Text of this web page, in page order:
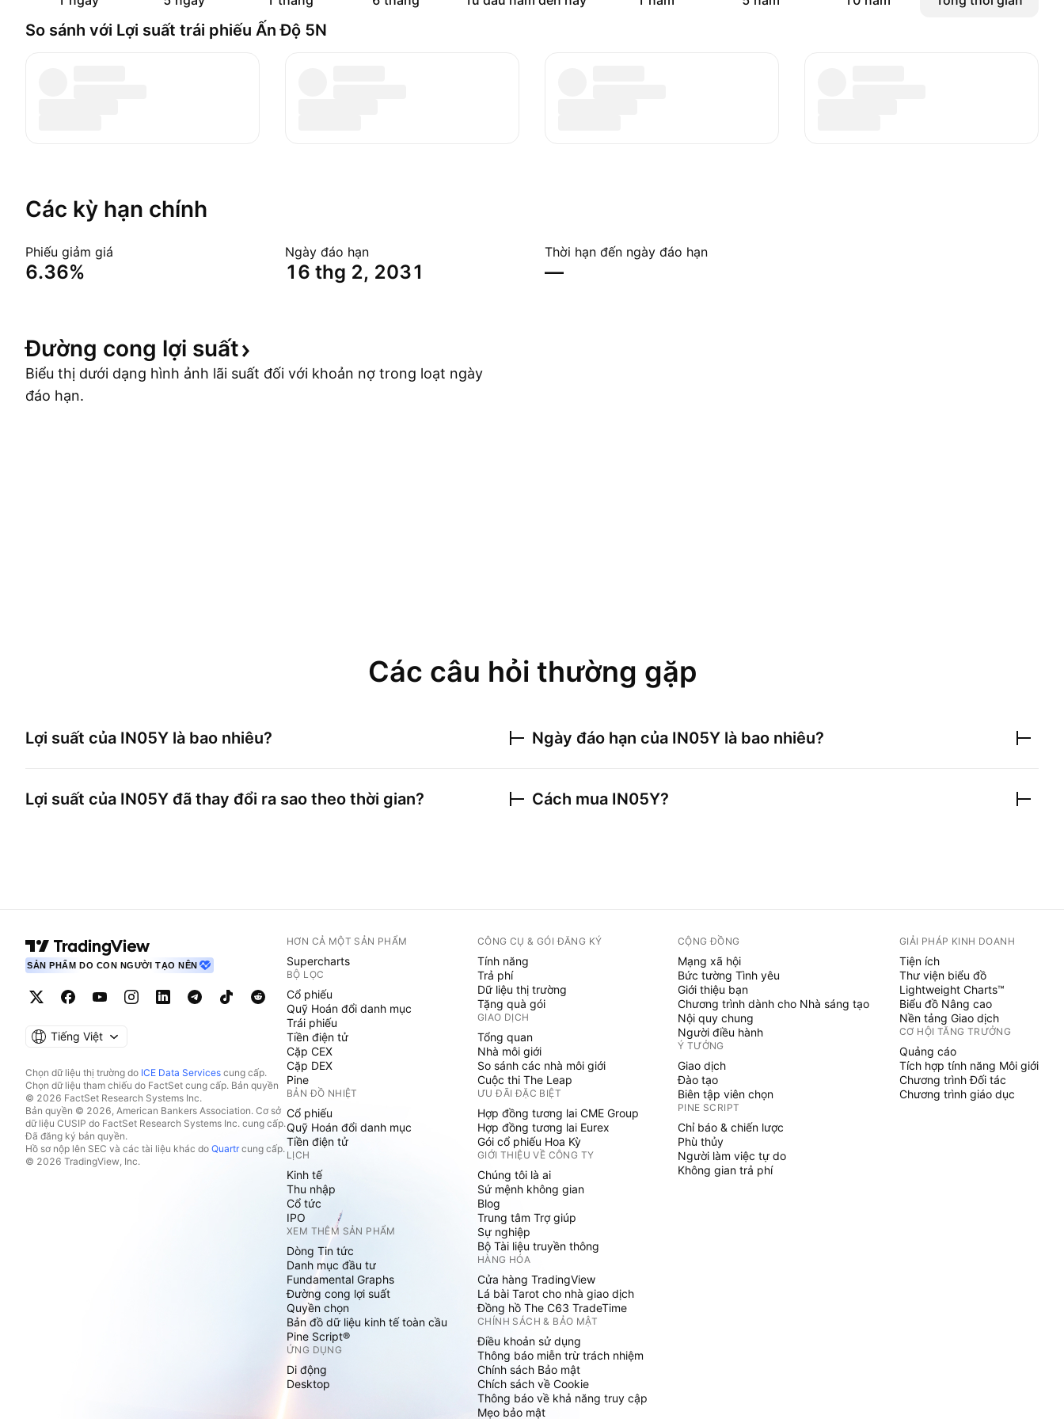
So sánh với Lợi suất trái phiếu Ấn Độ 5N
Các kỳ hạn chính
Phiếu giảm giá
6.36%
Ngày đáo hạn
16 thg 2, 2031
Thời hạn đến ngày đáo hạn
—
Đường cong lợi suất
Biểu thị dưới dạng hình ảnh lãi suất đối với khoản nợ trong loạt ngày
đáo hạn.
Các câu hỏi thường gặp
Lợi suất của IN05Y là bao nhiêu?
Lợi suất của IN05Y đã thay đổi ra sao theo thời gian?
Ngày đáo hạn của IN05Y là bao nhiêu?
Cách mua IN05Y?
SẢN PHẨM DO CON NGƯỜI TẠO NÊN
Tiếng Việt
Chọn dữ liệu thị trường do ICE Data Services cung cấp.
Chọn dữ liệu tham chiếu do FactSet cung cấp. Bản quyền
© 2026 FactSet Research Systems Inc.
Bản quyền © 2026, American Bankers Association. Cơ sở
dữ liệu CUSIP do FactSet Research Systems Inc. cung cấp.
Đã đăng ký bản quyền.
Hồ sơ nộp lên SEC và các tài liệu khác do Quartrcung cấp.
© 2026 TradingView, Inc.
HƠN CẢ MỘT SẢN PHẨM
Supercharts
BỘ LỌC
Cổ phiếu
Quỹ Hoán đổi danh mục
Trái phiếu
Tiền điện tử
Cặp CEX
Cặp DEX
Pine
BẢN ĐỒ NHIỆT
Cổ phiếu
Quỹ Hoán đổi danh mục
Tiền điện tử
LỊCH
Kinh tế
Thu nhập
Cổ tức
IPO
XEM THÊM SẢN PHẨM
Dòng Tin tức
Danh mục đầu tư
Fundamental Graphs
Đường cong lợi suất
Quyền chọn
Bản đồ dữ liệu kinh tế toàn cầu
Pine Script®
ỨNG DỤNG
Di động
Desktop
CÔNG CỤ & GÓI ĐĂNG KÝ
Tính năng
Trả phí
Dữ liệu thị trường
Tặng quà gói
GIAO DỊCH
Tổng quan
Nhà môi giới
So sánh các nhà môi giới
Cuộc thi The Leap
ƯU ĐÃI ĐẶC BIỆT
Hợp đồng tương lai CME Group
Hợp đồng tương lai Eurex
Gói cổ phiếu Hoa Kỳ
GIỚI THIỆU VỀ CÔNG TY
Chúng tôi là ai
Sứ mệnh không gian
Blog
Trung tâm Trợ giúp
Sự nghiệp
Bộ Tài liệu truyền thông
HÀNG HÓA
Cửa hàng TradingView
Lá bài Tarot cho nhà giao dịch
Đồng hồ The C63 TradeTime
CHÍNH SÁCH & BẢO MẬT
Điều khoản sử dụng
Thông báo miễn trừ trách nhiệm
Chính sách Bảo mật
Chích sách về Cookie
Thông báo về khả năng truy cập
Mẹo bảo mật
CỘNG ĐỒNG
Mạng xã hội
Bức tường Tình yêu
Giới thiệu bạn
Chương trình dành cho Nhà sáng tạo
Nội quy chung
Người điều hành
Ý TƯỞNG
Giao dịch
Đào tạo
Biên tập viên chọn
PINE SCRIPT
Chỉ báo & chiến lược
Phù thủy
Người làm việc tự do
Không gian trả phí
GIẢI PHÁP KINH DOANH
Tiện ích
Thư viện biểu đồ
Lightweight Charts™
Biểu đồ Nâng cao
Nền tảng Giao dịch
CƠ HỘI TĂNG TRƯỞNG
Quảng cáo
Tích hợp tính năng Môi giới
Chương trình Đối tác
Chương trình giáo dục